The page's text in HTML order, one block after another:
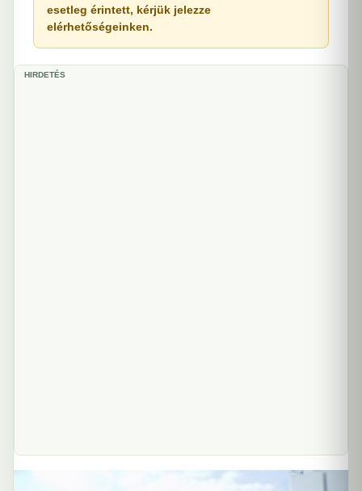
esetleg érintett, kérjük jelezze
elérhetőségeinken.
HIRDETÉS